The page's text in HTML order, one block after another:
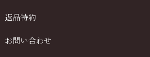
返品特約
お問い合わせ